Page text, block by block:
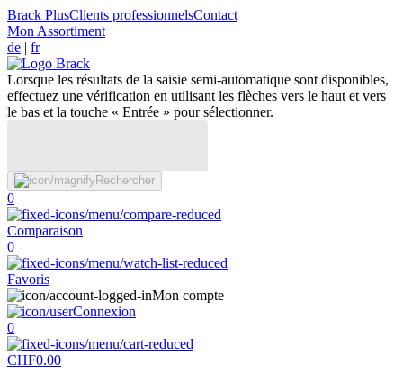
Brack PlusClients professionnelsContact
Mon Assortiment
de | fr
Lorsque les résultats de la saisie semi-automatique sont disponibles,
effectuez une vérification en utilisant les flèches vers le haut et vers
le bas et la touche « Entrée » pour sélectionner.
Rechercher
0
Comparaison
0
Favoris
Mon compte
Connexion
0
CHF0.00